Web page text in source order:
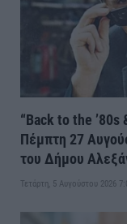
“Back to the ’80s
Πέμπτη 27
του Δήμου
Τετάρτη, 5 Αυγούστου 2026